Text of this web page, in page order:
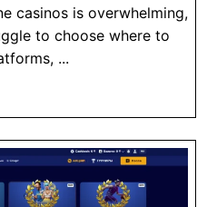
casinos is overwhelming,
to choose where to
...